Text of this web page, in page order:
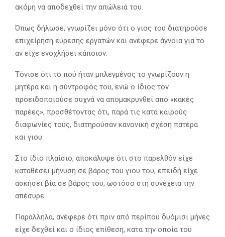
ακόμη να αποδεχθεί την απώλειά του.
Όπως δήλωσε, γνωρίζει μόνο ότι ο γιος του διατηρούσε
επιχείρηση εύρεσης εργατών και ανέφερε άγνοια για το
αν είχε ενοχλήσει κάποιον.
Τόνισε ότι το πού ήταν μπλεγμένος το γνωρίζουν η
μητέρα και η σύντροφός του, ενώ ο ίδιος τον
προειδοποιούσε συχνά να απομακρυνθεί από «κακές
παρέες», προσθέτοντας ότι, παρά τις κατά καιρούς
διαφωνίες τους, διατηρούσαν κανονική σχέση πατέρα
και γιου.
Στο ίδιο πλαίσιο, αποκάλυψε ότι στο παρελθόν είχε
καταθέσει μήνυση σε βάρος του γιου του, επειδή είχε
ασκήσει βία σε βάρος του, ωστόσο στη συνέχεια την
απέσυρε.
Παράλληλα, ανέφερε ότι πριν από περίπου δυόμισι μήνες
είχε δεχθεί και ο ίδιος επίθεση, κατά την οποία του